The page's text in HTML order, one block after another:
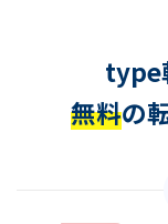
type
無料の